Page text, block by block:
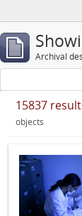
Archival
15837
objects